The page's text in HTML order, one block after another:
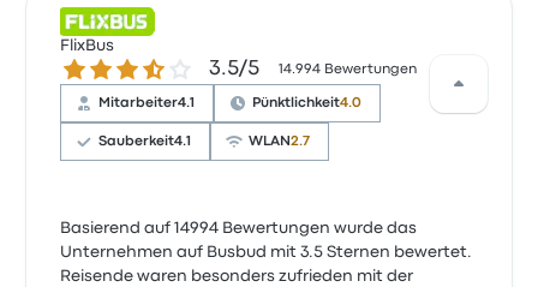
FlixBus
3.5 von 5 Sternen3.5/5 14.994 Bewertungen
Mitarbeiter4.1 Pünktlichkeit4.0
Sauberkeit4.1 WLAN2.7
Basierend auf 14994 Bewertungen wurde das
Unternehmen auf Busbud mit 3.5 Sternen bewertet.
Reisende waren besonders zufrieden mit der